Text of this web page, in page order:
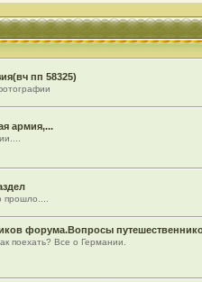
пп 58325)
армия,...
форума.Вопросы
поехать? Все о Германии.